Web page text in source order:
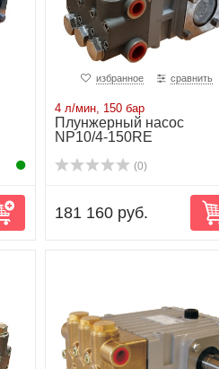
избранное сравнить
4 л/мин, 150 бар
Плунжерный насос
NP10/4-150RE
(0)
181 160 руб.